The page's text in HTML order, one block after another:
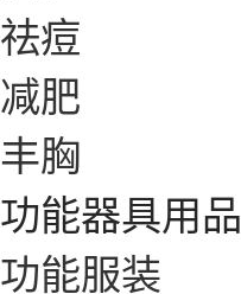
祛痘
减肥
丰胸
功能器具用品
功能服装